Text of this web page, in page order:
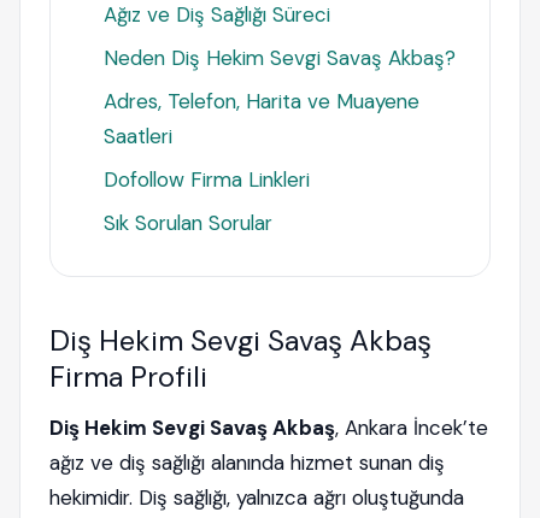
Ağız ve Diş Sağlığı Süreci
Neden Diş Hekim Sevgi Savaş Akbaş?
Adres, Telefon, Harita ve Muayene
Saatleri
Dofollow Firma Linkleri
Sık Sorulan Sorular
Diş Hekim Sevgi Savaş Akbaş
Firma Profili
Diş Hekim Sevgi Savaş Akbaş, Ankara İncek’te
ağız ve diş sağlığı alanında hizmet sunan diş
hekimidir. Diş sağlığı, yalnızca ağrı oluştuğunda